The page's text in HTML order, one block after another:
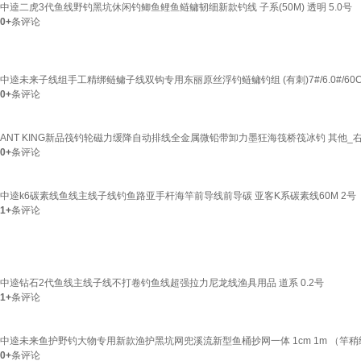
中逵二虎3代鱼线野钓黑坑休闲钓鲫鱼鲤鱼鲢鳙韧细新款钓线 子系(50M) 透明 5.0号
0+条评论
中逵未来子线组手工精绑鲢鳙子线双钩专用东丽原丝浮钓鲢鳙钓组 (有刺)7#/6.0#/
0+条评论
ANT KING新品筏钓轮磁力缓降自动排线全金属微铅带卸力墨狂海筏桥筏冰钓 其他_
0+条评论
中逵k6碳素线鱼线主线子线钓鱼路亚手杆海竿前导线前导碳 亚客K系碳素线60M 2号
1+条评论
中逵钻石2代鱼线主线子线不打卷钓鱼线超强拉力尼龙线渔具用品 道系 0.2号
1+条评论
中逵未来鱼护野钓大物专用新款渔护黑坑网兜溪流新型鱼桶抄网一体 1cm 1m （竿稍
0+条评论